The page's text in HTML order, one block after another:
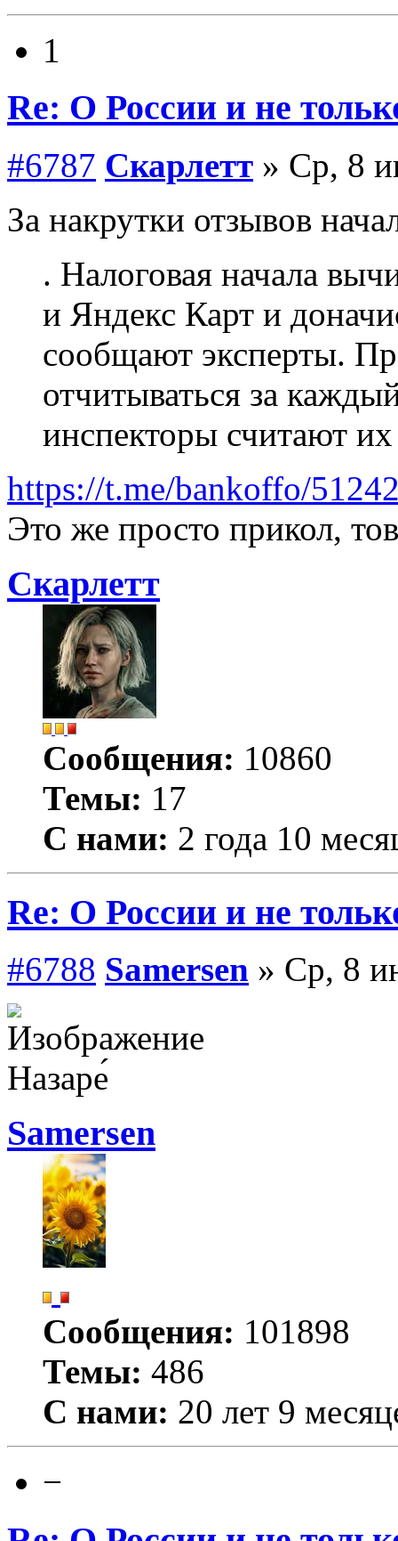
1
Re: О России и не
#6787 Скарлетт » Ср, 8
За накрутки отзывов
. Налоговая начала
и Яндекс Карт и
сообщают эксперты.
отчитываться за
инспекторы считают
https://t.me/bankoffo/
Это же просто прикол,
Скарлетт
Сообщения: 10860
Темы: 17
С нами: 2 года 10
Re: О России и не
#6788 Samersen » Ср, 8
Назаре́
Samersen
Сообщения: 101898
Темы: 486
С нами: 20 лет 9
−